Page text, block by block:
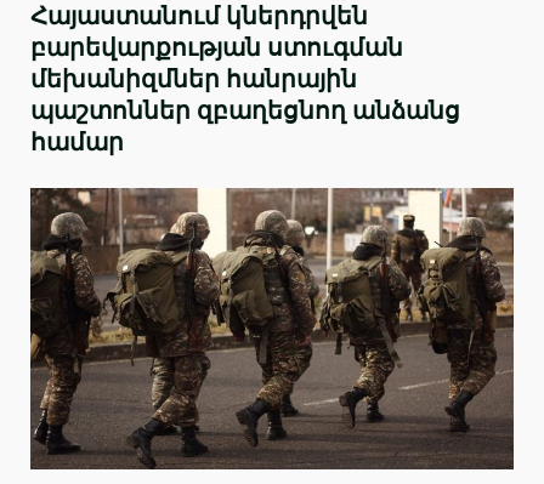
Հայաստանում կներդրվեն
բարեվարքության ստուգման
մեխանիզմներ հանրային
պաշտոններ զբաղեցնող անձանց
համար